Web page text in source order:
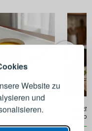
Website zu
und
32,90 €
BUGATTI
28 cm
Ihrem